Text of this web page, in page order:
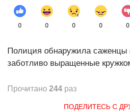
0 0 0 0 0
Полиция обнаружила саженцы
заботливо выращенные
Прочитано 244 раз
ПОДЕЛИТЕСЬ С